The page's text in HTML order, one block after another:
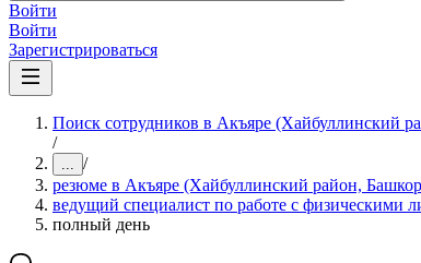
Войти
Войти
Зарегистрироваться
Поиск сотрудников в Акъяре (Хайбуллинский
/
... /
резюме в Акъяре (Хайбуллинский район,
ведущий специалист по работе с физическими
полный день